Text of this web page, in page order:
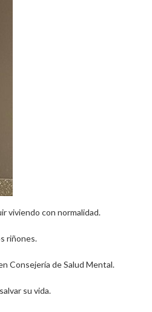
viviendo con normalidad.
riñones.
Consejería de Salud Mental.
su vida.